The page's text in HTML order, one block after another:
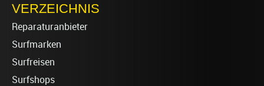
VERZEICHNIS
Reparaturanbieter
Surfmarken
Surfreisen
Surfshops